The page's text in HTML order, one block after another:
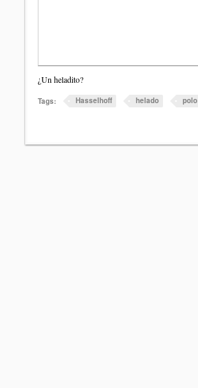
¿Un heladito?
Tags: Hasselhoff helado polo